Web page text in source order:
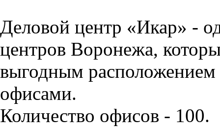
Деловой центр «Икар» -
центров Воронежа,
выгодным
офисами.
Количество офисов - 100.